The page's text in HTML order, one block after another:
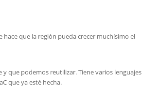
que la región pueda crecer muchísimo el
que podemos reutilizar. Tiene varios lenguajes
que ya esté hecha.